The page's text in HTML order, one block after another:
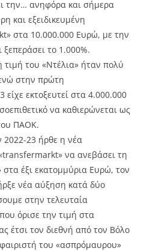
την… ανηφόρα και σήμερα
και εξειδικευμένη
στα 10.000.000 Ευρώ, με την
το 1.000%.
του «Ντέλια» ήταν πολύ
στην πρώτη
εκτοξευτεί στα 4.000.000
να καθιερώνεται ως
ΠΑΟΚ.
2022-23 ήρθε η νέα
να ανεβάσει τη
έξι εκατομμύρια Ευρώ, τον
νέα αύξηση κατά δύο
στην τελευταία
όρισε την τιμή στα
έτσι τον διεθνή από τον Βόλο
του «ασπρόμαυρου»